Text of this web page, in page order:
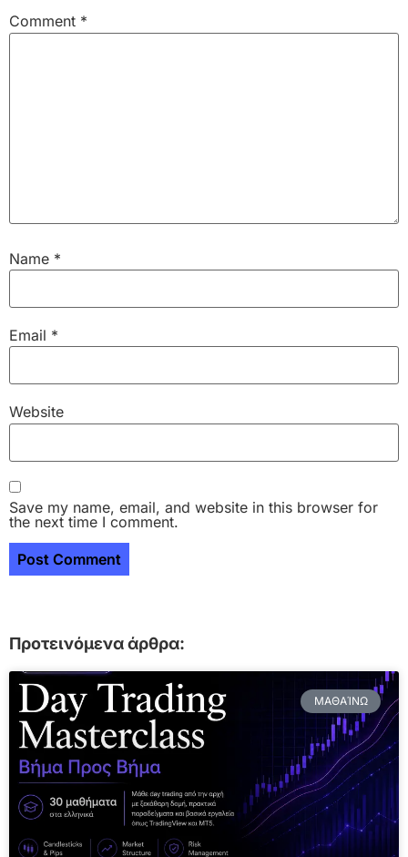
Comment *
Name *
Email *
Website
Save my name, email, and website in this browser for
the next time I comment.
Προτεινόμενα άρθρα:
ΜΑΘΑΊΝΩ